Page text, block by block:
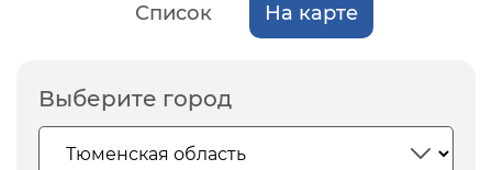
Список На карте
Выберите город